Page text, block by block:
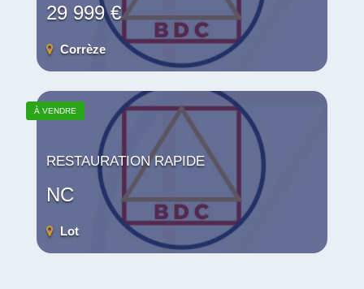
29 999 €
Corrèze
À VENDRE
RESTAURATION RAPIDE
NC
Lot